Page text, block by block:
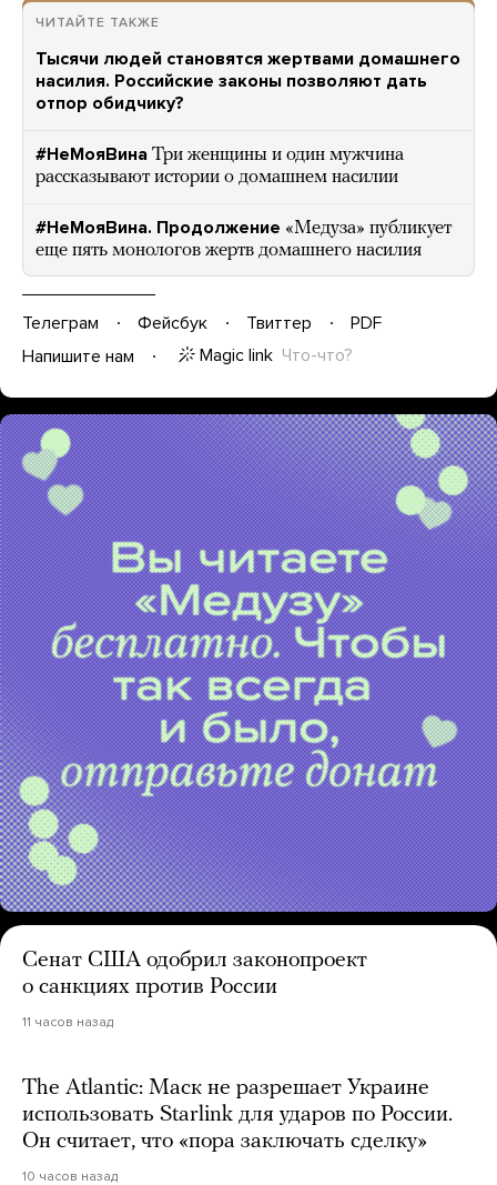
ЧИТАЙТЕ ТАКЖЕ
Тысячи людей становятся жертвами домашнего
насилия. Российские законы позволяют дать
отпор обидчику?
#НеМояВина Три женщины и один мужчина
рассказывают истории о домашнем насилии
#НеМояВина. Продолжение «Медуза» публикует
еще пять монологов жертв домашнего насилия
Телеграм Фейсбук Твиттер
PDF
Напишите нам
Magic link Что-что?
Сенат США одобрил законопроект
о санкциях против России
11 часов назад
The Atlantic: Маск не разрешает Украине
использовать Starlink для ударов по России.
Он считает, что «пора заключать сделку»
10 часов назад